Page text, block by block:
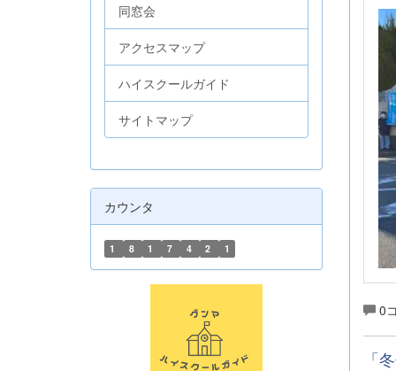
0
「
同窓会
アクセスマップ
ハイスクールガイド
サイトマップ
カウンタ
1 8 1 7 4 2 1